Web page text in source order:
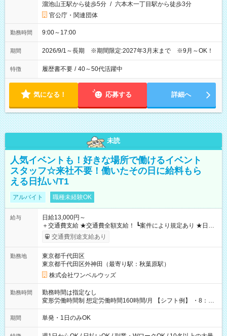
溜池山王駅から徒歩5分 / 六本木一丁目駅から徒歩3分
官公庁・関連団体
勤務時間 9:00～17:00
期間 2026/9/1～長期 ※期間限定:2027年3月末まで ※9月～OK！
特徴 履歴書不要 / 40～50代活躍中
気になる！ 応募する 詳細へ
未読
人気イベントも！好きな場所で働けるイベント
スタッフ☆来社不要！働いたその日に給料もら
える日払い/T1
アルバイト 職種未経験OK
給与
日給13,000円～
＋交通費支給 ★交通費全額支給！ ┗案件により規定あり ★日払
いOK！（規定あり） ┗働いたその日に現金GET♪ お仕事後はコ
ンビニATMから 日払い分を引き落とせます！ 【試用期間】試
交通費別途支給あり
勤務地
東京都千代田区
東京都千代田区外神田（最寄り駅：秋葉原駅）
株式会社ワンベルウッズ
勤務時間
勤務時間は指定なし
変形労働時間制 想定労働時間160時間/月 【シフト例】 ・8：00
～21：00
期間 単発・1日のみOK